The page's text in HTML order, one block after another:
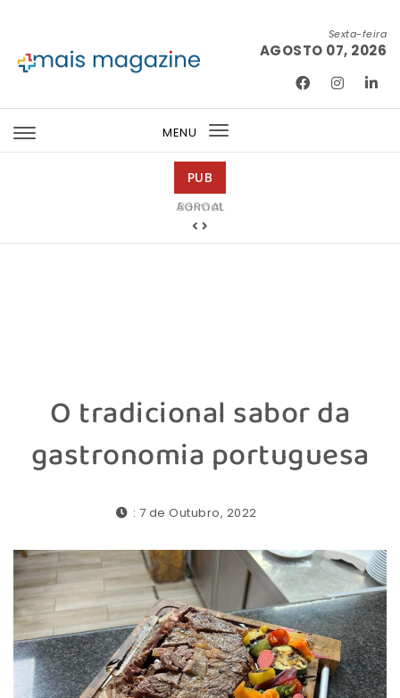
Sexta-feira
AGOSTO 07, 2026
MENU
Toggle
PUB
Barmat
O tradicional sabor da
gastronomia portuguesa
: 7 de Outubro, 2022